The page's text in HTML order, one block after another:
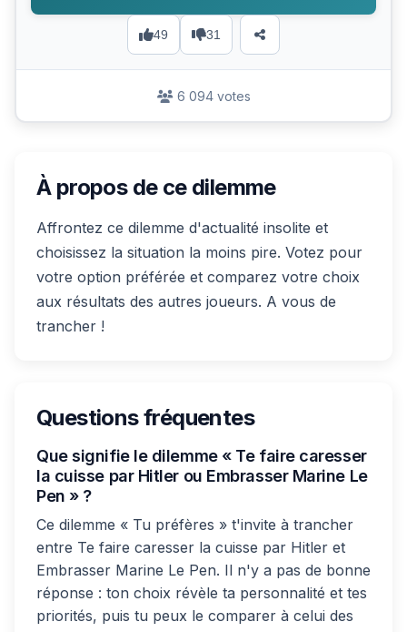
49 31
6 094 votes
À propos de ce dilemme
Affrontez ce dilemme d'actualité insolite et
choisissez la situation la moins pire. Votez pour
votre option préférée et comparez votre choix
aux résultats des autres joueurs. A vous de
trancher !
Questions fréquentes
Que signifie le dilemme « Te faire caresser
la cuisse par Hitler ou Embrasser Marine Le
Pen » ?
Ce dilemme « Tu préfères » t'invite à trancher
entre Te faire caresser la cuisse par Hitler et
Embrasser Marine Le Pen. Il n'y a pas de bonne
réponse : ton choix révèle ta personnalité et tes
priorités, puis tu peux le comparer à celui des